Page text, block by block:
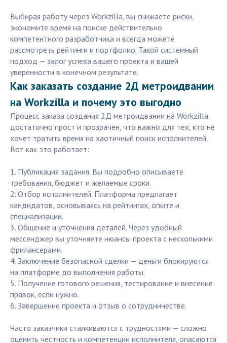
Выбирая работу через Workzilla, вы снижаете риски,
экономите время на поиске действительно
компетентного разработчика и всегда можете
рассмотреть рейтинги и портфолио. Такой системный
подход — залог успеха вашего проекта и вашей
уверенности в конечном результате.
Как заказать создание 2Д метроидвании
на Workzilla и почему это выгодно
Процесс заказа создания 2Д метроидвании на Workzilla
достаточно прост и прозрачен, что важно для тех, кто не
хочет тратить время на хаотичный поиск исполнителей.
Вот как это работает:
1. Публикация задания. Вы подробно описываете
требования, бюджет и желаемые сроки.
2. Отбор исполнителей. Платформа предлагает
кандидатов, основываясь на рейтингах, опыте и
специализации.
3. Общение и уточнения деталей. Через удобный
мессенджер вы уточняете нюансы проекта с несколькими
фрилансерами.
4. Заключение безопасной сделки — деньги блокируются
на платформе до выполнения работы.
5. Получение готового решения, тестирование и внесение
правок, если нужно.
6. Завершение проекта и отзыв о сотрудничестве.
Часто заказчики сталкиваются с трудностями — сложно
оценить честность и компетенции исполнителя, опасаются